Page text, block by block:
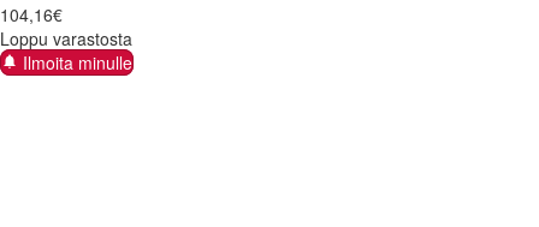
104,16€
Loppu varastosta
Ilmoita minulle